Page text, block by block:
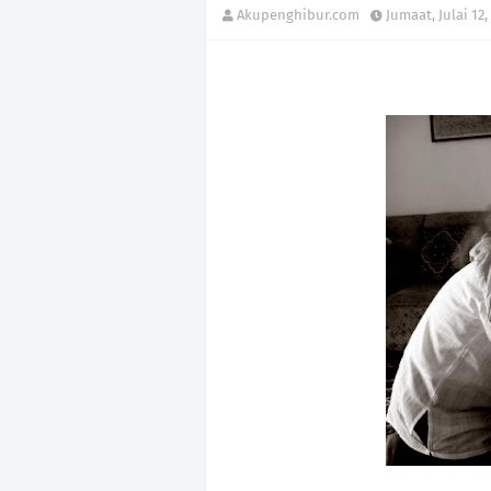
Akupenghibur.com Jumaat, Julai 12,